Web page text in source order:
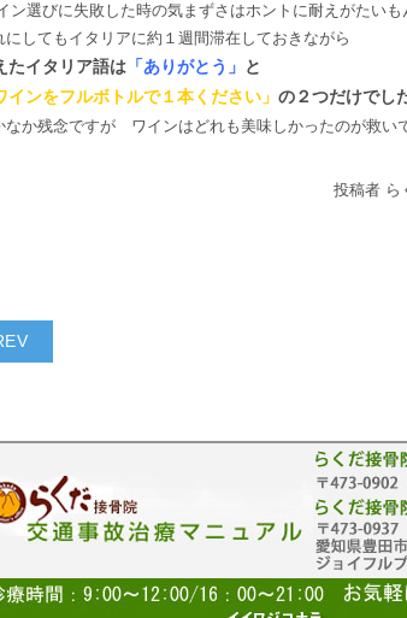
ン選びに失敗した時の気まずさはホントに耐えがたいも
にしてもイタリアに約１週間滞在しておきながら
たイタリア語は 「ありがとう」 と
インをフルボトルで１本ください」 の２つだけでし
なか残念ですが ワインはどれも美味しかったのが救い
投稿者 ら